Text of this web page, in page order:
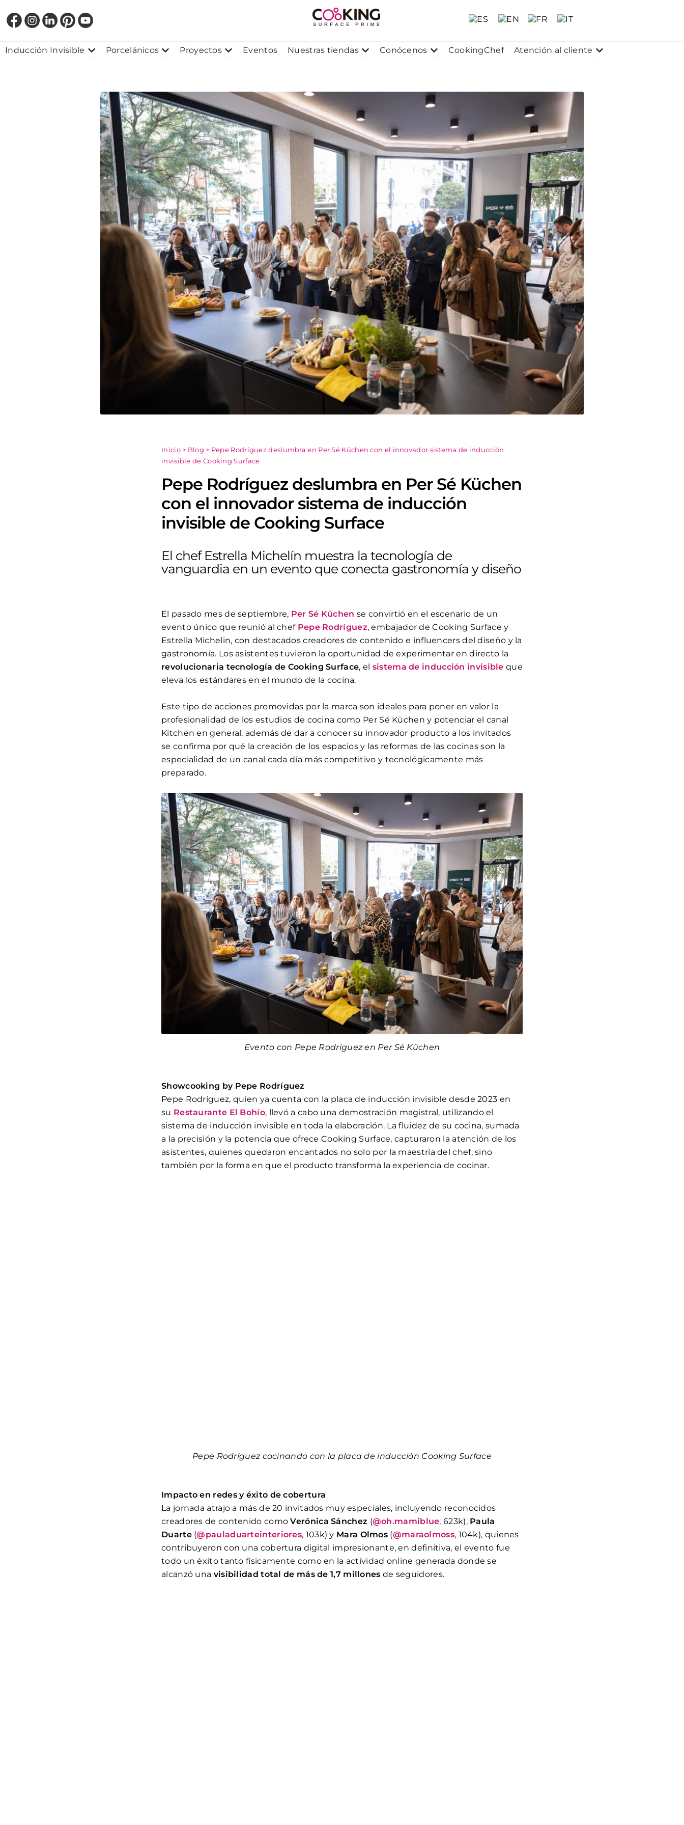
al
Inducción Invisible Abrir Inducción Invisible
Porcelánicos Abrir Porcelánicos
Proyectos Abrir Proyectos
Eventos Nuestras tiendas Abrir Nuestras tiendas
Conócenos Abrir Conócenos
CookingChef Atención al cliente Abrir Atención al
Inicio> Blog > Pepe Rodríguez deslumbra en Per Sé Küchen con el innovador sistema de inducción
invisible de Cooking Surface
Pepe Rodríguez deslumbra en Per Sé Küchen
con el innovador sistema de inducción
invisible de Cooking Surface
El chef Estrella Michelín muestra la tecnología de
vanguardia en un evento que conecta gastronomía y diseño
El pasado mes de septiembre, Per Sé Küchen se convirtió en el escenario de un
evento único que reunió al chef Pepe Rodríguez, embajador de Cooking Surface y
Estrella Michelin, con destacados creadores de contenido e influencers del diseño y la
gastronomía. Los asistentes tuvieron la oportunidad de experimentar en directo la
revolucionaria tecnología de Cooking Surface, el sistema de inducción invisible que
eleva los estándares en el mundo de la cocina.
Este tipo de acciones promovidas por la marca son ideales para poner en valor la
profesionalidad de los estudios de cocina como Per Sé Küchen y potenciar el canal
Kitchen en general, además de dar a conocer su innovador producto a los invitados
se confirma por qué la creación de los espacios y las reformas de las cocinas son la
especialidad de un canal cada día más competitivo y tecnológicamente más
preparado.
Evento con Pepe Rodríguez en Per Sé Küchen
Showcooking by Pepe Rodríguez
Pepe Rodríguez, quien ya cuenta con la placa de inducción invisible desde 2023 en
su Restaurante El Bohío, llevó a cabo una demostración magistral, utilizando el
sistema de inducción invisible en toda la elaboración. La fluidez de su cocina, sumada
a la precisión y la potencia que ofrece Cooking Surface, capturaron la atención de los
asistentes, quienes quedaron encantados no solo por la maestría del chef, sino
también por la forma en que el producto transforma la experiencia de cocinar.
Pepe Rodríguez cocinando con la placa de inducción Cooking Surface
Impacto en redes y éxito de cobertura
La jornada atrajo a más de 20 invitados muy especiales, incluyendo reconocidos
creadores de contenido comoVerónica Sánchez (@oh.mamiblue, 623k), Paula
Duarte(@pauladuarteinteriores, 103k) y Mara Olmos (@maraolmoss, 104k), quienes
contribuyeron con una cobertura digital impresionante, en definitiva, el evento fue
todo un éxito tanto físicamente como en la actividad online generada donde se
alcanzó una visibilidad total de más de 1,7 millones de seguidores.